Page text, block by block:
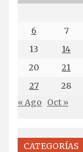
6
7
13
14
20
21
27
28
« Ago
Oct »
CATEGORÍAS